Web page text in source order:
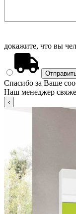
докажите, что вы
Спасибо за Ваше
Наш менеджер